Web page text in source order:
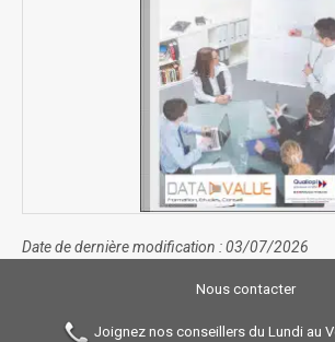
Date de dernière modification : 03/07/2026
Nous contacter
Joignez nos conseillers du Lundi au